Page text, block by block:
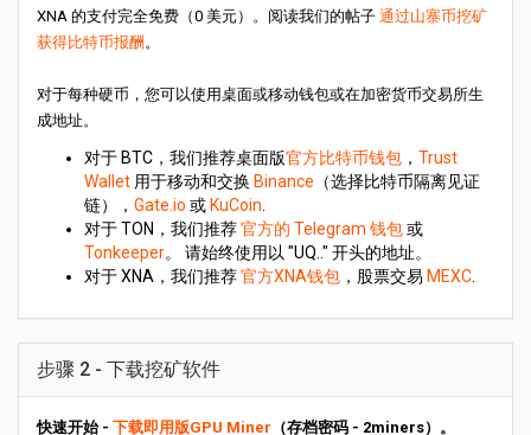
XNA 的支付完全免费（0 美元）。阅读我们的帖子 通过山寨币挖矿
获得比特币报酬。
对于每种硬币，您可以使用桌面或移动钱包或在加密货币交易所生
成地址。
对于 BTC，我们推荐桌面版官方比特币钱包 ， Trust
Wallet 用于移动和交换 Binance （选择比特币隔离见证
链）， Gate.io 或 KuCoin
对于 TON，我们推荐官方的 Telegram 钱包或
Tonkeeper。 请始终使用以 "UQ.." 开头的地址。
对于 XNA，我们推荐官方XNA钱包 ，股票交易 MEXC
步骤 2 - 下载挖矿软件
快速开始 - 下载即用版GPU Miner （存档密码 - 2miners）。